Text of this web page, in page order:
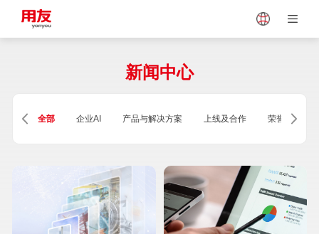
Vietnam
Singapore Malaysia
Thailand
Turkey
新闻中心
全部 企业AI 产品与解决方案 上线及合作 荣誉及资质